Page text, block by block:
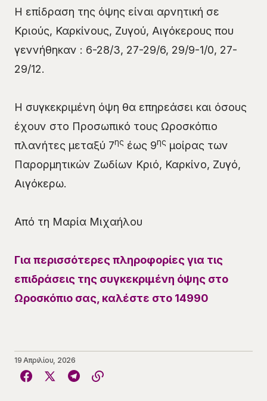
Η επίδραση της όψης είναι αρνητική σε
Κριούς, Καρκίνους, Ζυγού, Αιγόκερους που
γεννήθηκαν : 6-28/3, 27-29/6, 29/9-1/0, 27-
29/12.
Η συγκεκριμένη όψη θα επηρεάσει και όσους
έχουν στο Προσωπικό τους Ωροσκόπιο
πλανήτες μεταξύ 7ης έως 9ης μοίρας των
Παρορμητικών Ζωδίων Κριό, Καρκίνο, Ζυγό,
Αιγόκερω.
Από τη Μαρία Μιχαήλου
Για περισσότερες πληροφορίες για τις
επιδράσεις της συγκεκριμένη όψης στο
Ωροσκόπιο σας, καλέστε στο 14990
19 Απριλίου, 2026